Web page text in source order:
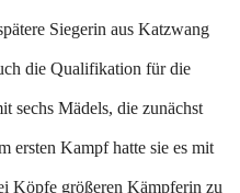
Siegerin aus Katzwang
die Qualifikation für die
sechs Mädels, die zunächst
ersten Kampf hatte sie es mit
Köpfe größeren Kämpferin zu